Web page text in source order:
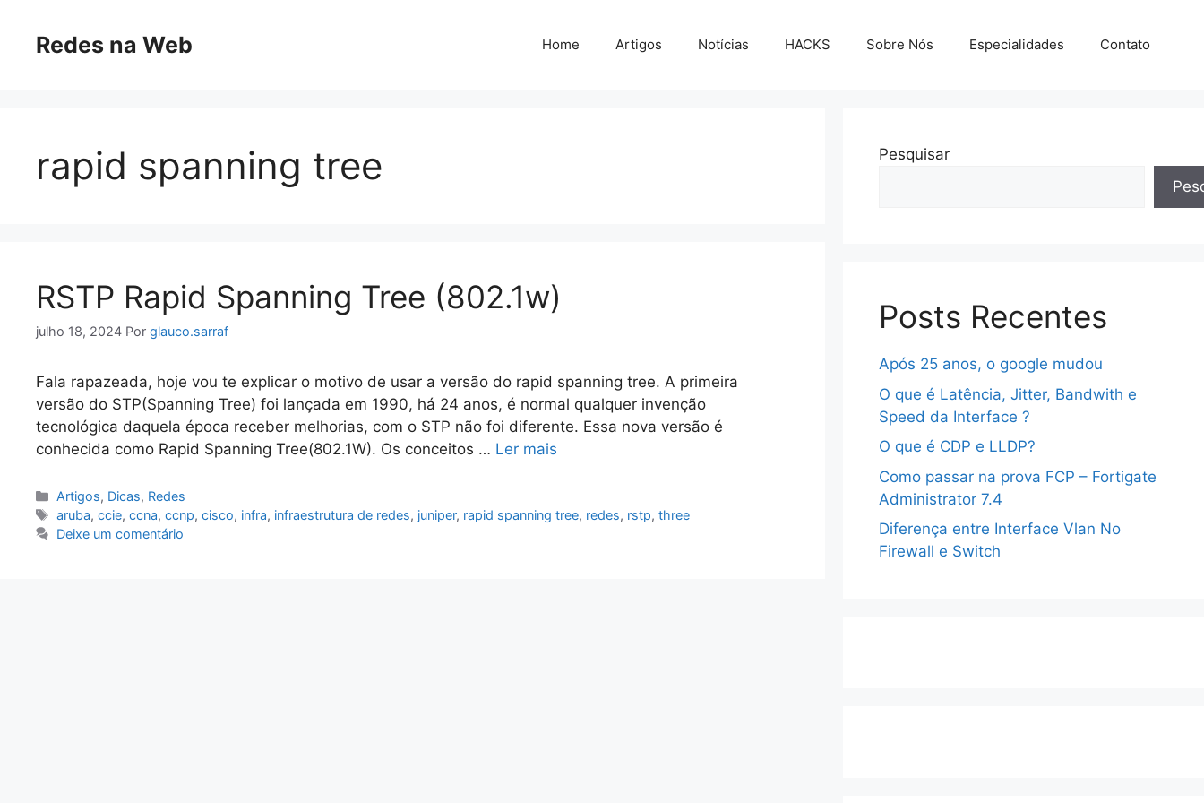
Redes na Web Home Artigos Notícias HACKS Sobre Nós Especialidades Contato
rapid spanning tree
RSTP Rapid Spanning Tree (802.1w)
julho 18, 2024 Por glauco.sarraf
Fala rapazeada, hoje vou te explicar o motivo de usar a versão do rapid spanning tree. A primeira
versão do STP(Spanning Tree) foi lançada em 1990, há 24 anos, é normal qualquer invenção
tecnológica daquela época receber melhorias, com o STP não foi diferente. Essa nova versão é
conhecida como Rapid Spanning Tree(802.1W). Os conceitos … Ler mais
Categorias
Artigos, Dicas, Redes
Tags
aruba,ccie,ccna,ccnp,cisco, infra, infraestrutura de redes, juniper, rapid spanning tree, redes, rstp,three
Deixe um comentário
Pesquisar
Posts Recentes
Após 25 anos, o google mudou
O que é Latência, Jitter, Bandwith e
Speed da Interface ?
O que é CDP e LLDP?
Como passar na prova FCP – Fortigate
Administrator 7.4
Diferença entre Interface Vlan No
Firewall e Switch